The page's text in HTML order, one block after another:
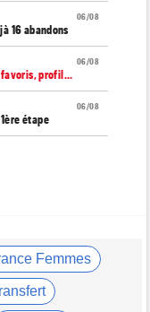
06/08
16 abandons
06/08
favoris, profil…
06/08
étape
06/08
folle"
Femmes